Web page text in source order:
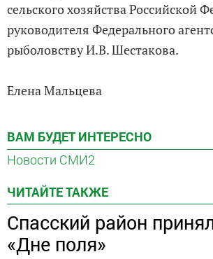
сельского хозяйства Российской
руководителя Федерального
рыболовству И.В. Шестакова.
Елена Мальцева
ВАМ БУДЕТ ИНТЕРЕСНО
Новости СМИ2
ЧИТАЙТЕ ТАКЖЕ
Спасский район
«Дне поля»